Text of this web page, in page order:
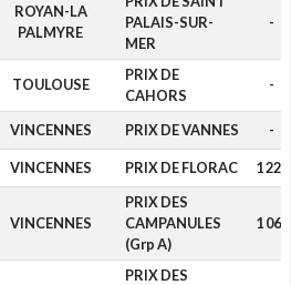
ROYAN-LA
PALMYRE
PALAIS-SUR-
MER
-
TOULOUSE
PRIX DE
CAHORS
-
VINCENNES PRIX DE VANNES -
VINCENNES PRIX DE FLORAC 1 220
VINCENNES
PRIX DES
CAMPANULES
(Grp A)
1 067
PRIX DES